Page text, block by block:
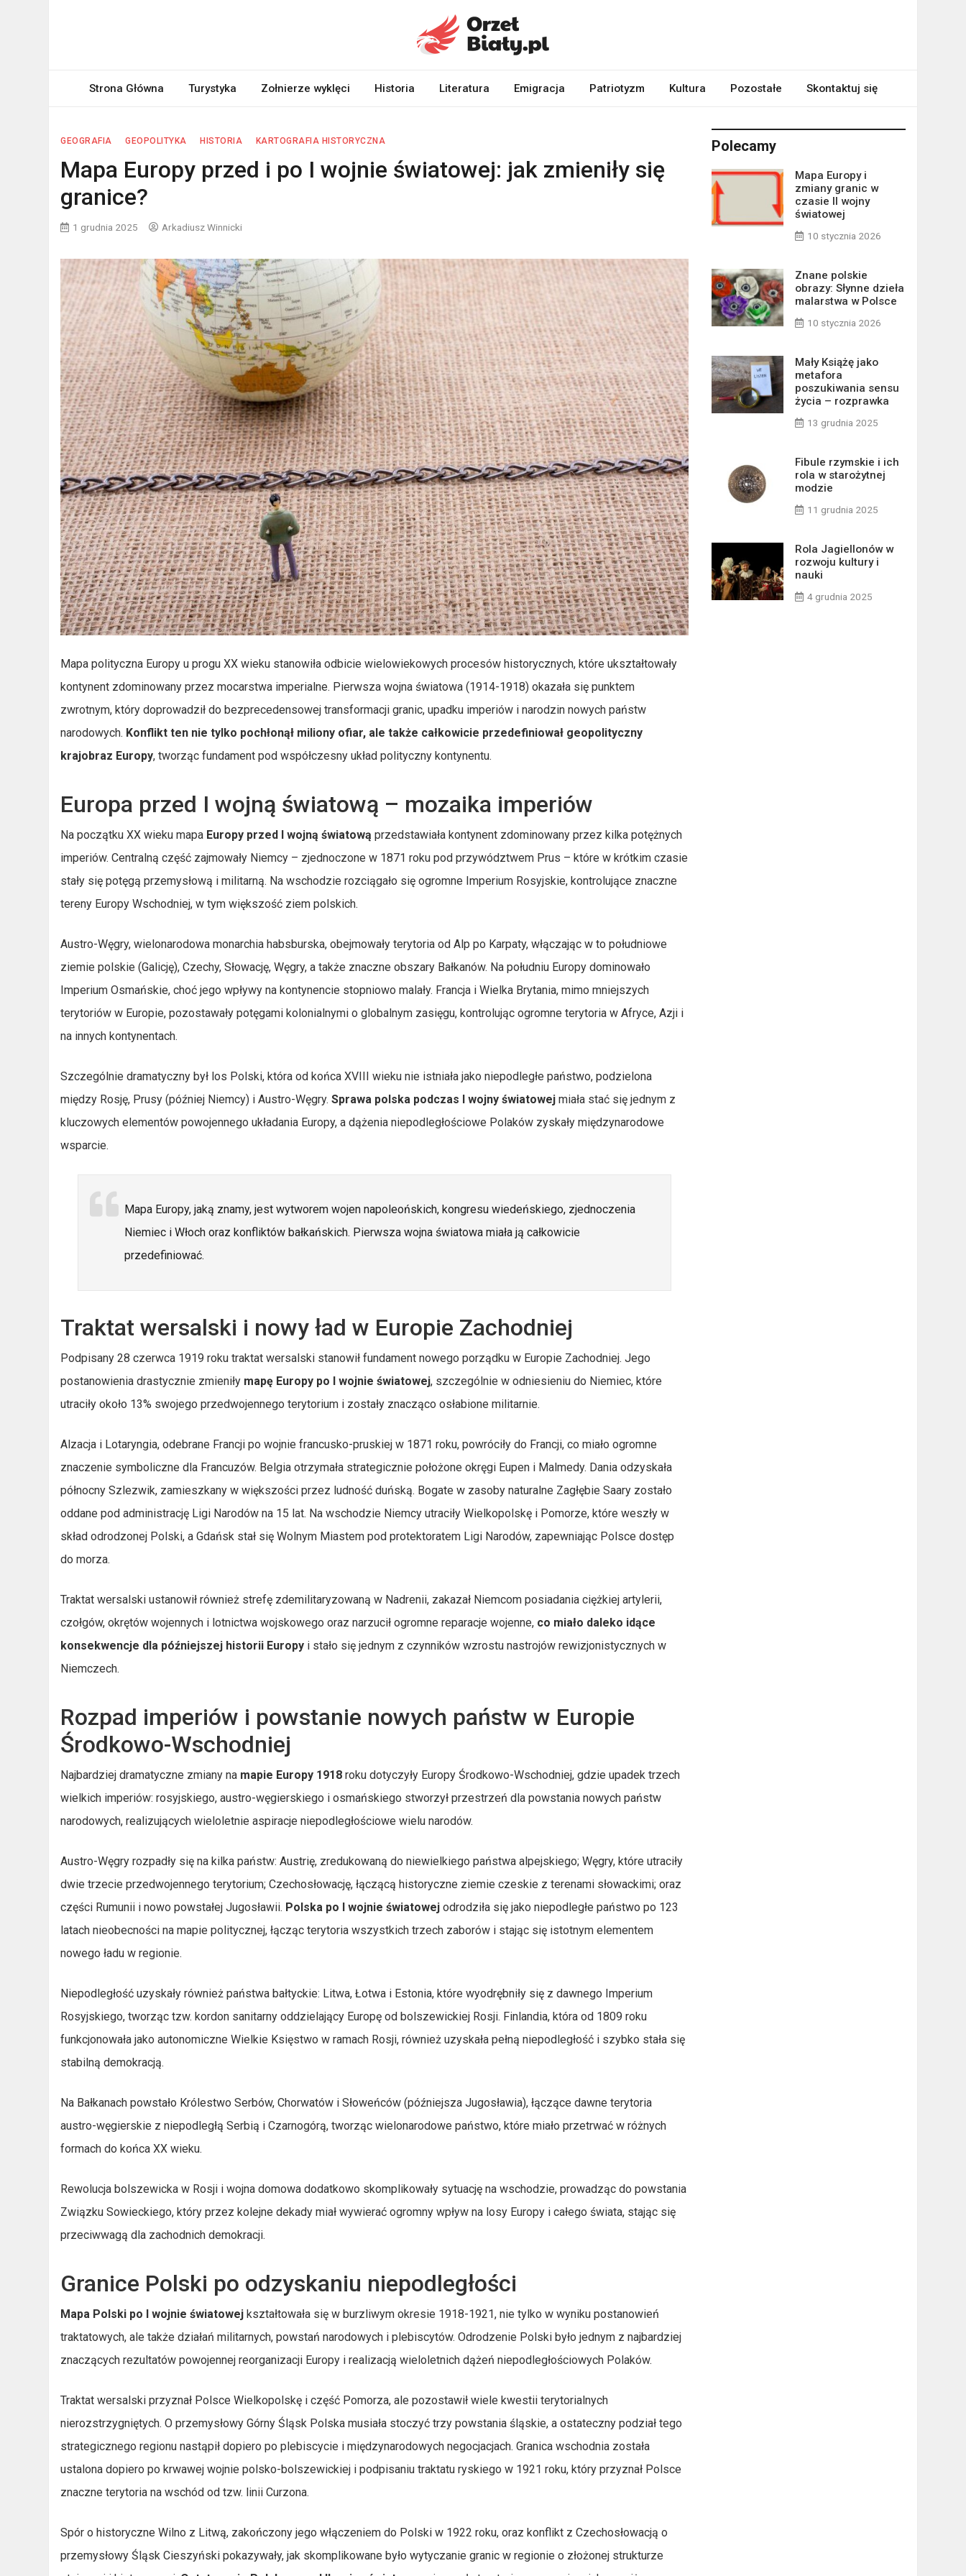
orzelbialy.pl
Strona Główna Turystyka Zołnierze wyklęci Historia Literatura Emigracja Patriotyzm Kultura Pozostałe Skontaktuj się
GEOGRAFIA GEOPOLITYKA HISTORIA KARTOGRAFIA HISTORYCZNA
Mapa Europy przed i po I wojnie światowej: jak zmieniły się
granice?
1 grudnia 2025 Arkadiusz Winnicki
Mapa polityczna Europy u progu XX wieku stanowiła odbicie wielowiekowych procesów historycznych, które ukształtowały
kontynent zdominowany przez mocarstwa imperialne. Pierwsza wojna światowa (1914-1918) okazała się punktem
zwrotnym, który doprowadził do bezprecedensowej transformacji granic, upadku imperiów i narodzin nowych państw
narodowych. Konflikt ten nie tylko pochłonął miliony ofiar, ale także całkowicie przedefiniował geopolityczny
krajobraz Europy, tworząc fundament pod współczesny układ polityczny kontynentu.
Europa przed I wojną światową – mozaika imperiów
Na początku XX wieku mapa Europy przed I wojną światową przedstawiała kontynent zdominowany przez kilka potężnych
imperiów. Centralną część zajmowały Niemcy – zjednoczone w 1871 roku pod przywództwem Prus – które w krótkim czasie
stały się potęgą przemysłową i militarną. Na wschodzie rozciągało się ogromne Imperium Rosyjskie, kontrolujące znaczne
tereny Europy Wschodniej, w tym większość ziem polskich.
Austro-Węgry, wielonarodowa monarchia habsburska, obejmowały terytoria od Alp po Karpaty, włączając w to południowe
ziemie polskie (Galicję), Czechy, Słowację, Węgry, a także znaczne obszary Bałkanów. Na południu Europy dominowało
Imperium Osmańskie, choć jego wpływy na kontynencie stopniowo malały. Francja i Wielka Brytania, mimo mniejszych
terytoriów w Europie, pozostawały potęgami kolonialnymi o globalnym zasięgu, kontrolując ogromne terytoria w Afryce, Azji i
na innych kontynentach.
Szczególnie dramatyczny był los Polski, która od końca XVIII wieku nie istniała jako niepodległe państwo, podzielona
między Rosję, Prusy (później Niemcy) i Austro-Węgry.Sprawa polska podczas I wojny światowej miała stać się jednym z
kluczowych elementów powojennego układania Europy, a dążenia niepodległościowe Polaków zyskały międzynarodowe
wsparcie.
Mapa Europy, jaką znamy, jest wytworem wojen napoleońskich, kongresu wiedeńskiego, zjednoczenia
Niemiec i Włoch oraz konfliktów bałkańskich. Pierwsza wojna światowa miała ją całkowicie
przedefiniować.
Traktat wersalski i nowy ład w Europie Zachodniej
Podpisany 28 czerwca 1919 roku traktat wersalski stanowił fundament nowego porządku w Europie Zachodniej. Jego
postanowienia drastycznie zmieniły mapę Europy po I wojnie światowej, szczególnie w odniesieniu do Niemiec, które
utraciły około 13% swojego przedwojennego terytorium i zostały znacząco osłabione militarnie.
Alzacja i Lotaryngia, odebrane Francji po wojnie francusko-pruskiej w 1871 roku, powróciły do Francji, co miało ogromne
znaczenie symboliczne dla Francuzów. Belgia otrzymała strategicznie położone okręgi Eupen i Malmedy. Dania odzyskała
północny Szlezwik, zamieszkany w większości przez ludność duńską. Bogate w zasoby naturalne Zagłębie Saary zostało
oddane pod administrację Ligi Narodów na 15 lat. Na wschodzie Niemcy utraciły Wielkopolskę i Pomorze, które weszły w
skład odrodzonej Polski, a Gdańsk stał się Wolnym Miastem pod protektoratem Ligi Narodów, zapewniając Polsce dostęp
do morza.
Traktat wersalski ustanowił również strefę zdemilitaryzowaną w Nadrenii, zakazał Niemcom posiadania ciężkiej artylerii,
czołgów, okrętów wojennych i lotnictwa wojskowego oraz narzucił ogromne reparacje wojenne, co miało daleko idące
konsekwencje dla późniejszej historii Europy i stało się jednym z czynników wzrostu nastrojów rewizjonistycznych w
Niemczech.
Rozpad imperiów i powstanie nowych państw w Europie
Środkowo-Wschodniej
Najbardziej dramatyczne zmiany na mapie Europy 1918 roku dotyczyły Europy Środkowo-Wschodniej, gdzie upadek trzech
wielkich imperiów: rosyjskiego, austro-węgierskiego i osmańskiego stworzył przestrzeń dla powstania nowych państw
narodowych, realizujących wieloletnie aspiracje niepodległościowe wielu narodów.
Austro-Węgry rozpadły się na kilka państw: Austrię, zredukowaną do niewielkiego państwa alpejskiego; Węgry, które utraciły
dwie trzecie przedwojennego terytorium; Czechosłowację, łączącą historyczne ziemie czeskie z terenami słowackimi; oraz
części Rumunii i nowo powstałej Jugosławii. Polska po I wojnie światowej odrodziła się jako niepodległe państwo po 123
latach nieobecności na mapie politycznej, łącząc terytoria wszystkich trzech zaborów i stając się istotnym elementem
nowego ładu w regionie.
Niepodległość uzyskały również państwa bałtyckie: Litwa, Łotwa i Estonia, które wyodrębniły się z dawnego Imperium
Rosyjskiego, tworząc tzw. kordon sanitarny oddzielający Europę od bolszewickiej Rosji. Finlandia, która od 1809 roku
funkcjonowała jako autonomiczne Wielkie Księstwo w ramach Rosji, również uzyskała pełną niepodległość i szybko stała się
stabilną demokracją.
Na Bałkanach powstało Królestwo Serbów, Chorwatów i Słoweńców (późniejsza Jugosławia), łączące dawne terytoria
austro-węgierskie z niepodległą Serbią i Czarnogórą, tworząc wielonarodowe państwo, które miało przetrwać w różnych
formach do końca XX wieku.
Rewolucja bolszewicka w Rosji i wojna domowa dodatkowo skomplikowały sytuację na wschodzie, prowadząc do powstania
Związku Sowieckiego, który przez kolejne dekady miał wywierać ogromny wpływ na losy Europy i całego świata, stając się
przeciwwagą dla zachodnich demokracji.
Granice Polski po odzyskaniu niepodległości
Mapa Polski po I wojnie światowej kształtowała się w burzliwym okresie 1918-1921, nie tylko w wyniku postanowień
traktatowych, ale także działań militarnych, powstań narodowych i plebiscytów. Odrodzenie Polski było jednym z najbardziej
znaczących rezultatów powojennej reorganizacji Europy i realizacją wieloletnich dążeń niepodległościowych Polaków.
Traktat wersalski przyznał Polsce Wielkopolskę i część Pomorza, ale pozostawił wiele kwestii terytorialnych
nierozstrzygniętych. O przemysłowy Górny Śląsk Polska musiała stoczyć trzy powstania śląskie, a ostateczny podział tego
strategicznego regionu nastąpił dopiero po plebiscycie i międzynarodowych negocjacjach. Granica wschodnia została
ustalona dopiero po krwawej wojnie polsko-bolszewickiej i podpisaniu traktatu ryskiego w 1921 roku, który przyznał Polsce
znaczne terytoria na wschód od tzw. linii Curzona.
Spór o historyczne Wilno z Litwą, zakończony jego włączeniem do Polski w 1922 roku, oraz konflikt z Czechosłowacją o
przemysłowy Śląsk Cieszyński pokazywały, jak skomplikowane było wytyczanie granic w regionie o złożonej strukturze
Polecamy
Mapa Europy i
zmiany granic w
czasie II wojny
światowej
10 stycznia 2026
Znane polskie
obrazy: Słynne dzieła
malarstwa w Polsce
10 stycznia 2026
Mały Książę jako
metafora
poszukiwania sensu
życia – rozprawka
13 grudnia 2025
Fibule rzymskie i ich
rola w starożytnej
modzie
11 grudnia 2025
Rola Jagiellonów w
rozwoju kultury i
nauki
4 grudnia 2025